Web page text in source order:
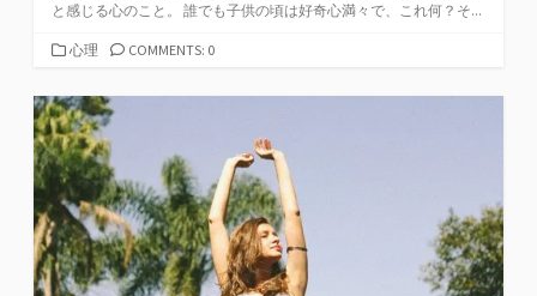
と感じる心のこと。 誰でも子供の頃は好奇心満々で、これ何？そ...
カ
ゴ
リ
ー
心理 COMMENTS: 0